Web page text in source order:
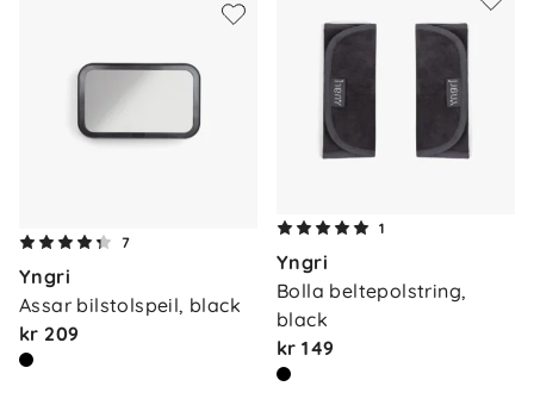
Integrert fullkroppsairbag
Støtskjold med dybdejustering
Justerbart støtskjold
Forbedret ventilasjon
Mesh-tekstil med høy pusteevne
Vedlikehold og vask
7
Yngri
Assar bilstolspeil, black
kr 209
1
Yngri
Bolla beltepolstring,
black
kr 149